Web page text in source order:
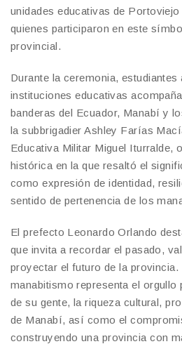
unidades educativas de
quienes participaron en este
provincial.
Durante la ceremonia, estudiantes
instituciones educativas
banderas del Ecuador, Manabí y
la subbrigadier Ashley Farías
Educativa Militar Miguel Iturralde,
histórica en la que resaltó el
como expresión de identidad,
sentido de pertenencia de los
El prefecto Leonardo Orlando
que invita a recordar el pasado,
proyectar el futuro de la provincia.
manabitismo representa el orgullo
de su gente, la riqueza cultural,
de Manabí, así como el
construyendo una provincia con